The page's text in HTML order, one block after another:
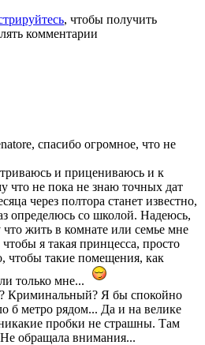
, чтобы получить
комментарии
спасибо огромное, что не
и прицениваюсь и к
что не пока не знаю точных дат
через полтора станет известно,
определюсь со школой. Надеюсь,
жить в комнате или семье мне
я такая принцесса, просто
чтобы такие помещения, как
только мне...
Криминальный? Я бы спокойно
б метро рядом... Да и на велике
пробки не страшны. Там
обращала внимания...